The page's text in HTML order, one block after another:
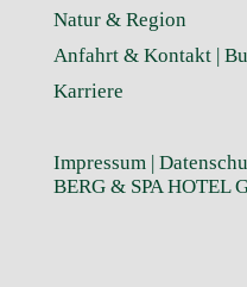
Natur & Region
Anfahrt & Kontakt |
Karriere
Impressum |
BERG & SPA HOTEL